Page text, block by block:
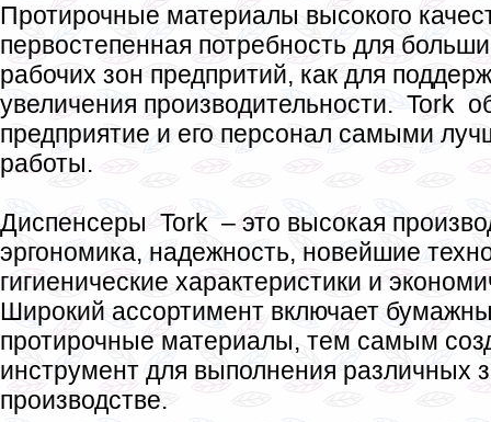
Протирочные материалы высокого
первостепенная потребность для
рабочих зон предпритий, как для
увеличения производительности. Tork
предприятие и его персонал самыми
работы.
Диспенсеры Tork – это высокая
эргономика, надежность, новейшие
гигиенические характеристики и
Широкий ассортимент включает
протирочные материалы, тем самым
инструмент для выполнения различных
производстве.